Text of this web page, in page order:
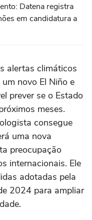
Datena registra
em candidatura a
alertas climáticos
novo El Niño e
prever se o Estado
meses.
consegue
uma nova
preocupação
internacionais. Ele
adotadas pela
2024 para ampliar